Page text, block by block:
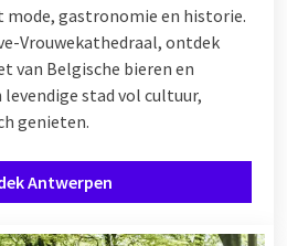
gastronomie en historie.
Vrouwekathedraal, ontdek
van Belgische bieren en
stad vol cultuur,
genieten.
Antwerpen